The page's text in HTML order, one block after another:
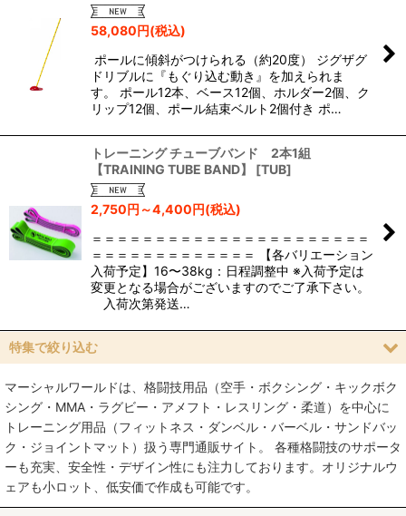
58,080円(税込)
ポールに傾斜がつけられる（約20度） ジグザグ
ドリブルに『もぐり込む動き』を加えられま
す。 ポール12本、ベース12個、ホルダー2個、ク
リップ12個、ポール結束ベルト2個付き ポ…
トレーニング チューブバンド 2本1組
【TRAINING TUBE BAND】
[TUB]
2,750円 ～4,400円(税込)
＝＝＝＝＝＝＝＝＝＝＝＝＝＝＝＝＝＝＝＝＝＝
＝＝＝＝＝＝＝＝＝＝＝＝＝ 【各バリエーション
入荷予定】16〜38kg：日程調整中 ※入荷予定は
変更となる場合がございますのでご了承下さい。
入荷次第発送…
特集で絞り込む
空手
MMA総合格闘技
柔術
柔道
マーシャルワールドは、格闘技用品（空手・ボクシング・キックボク
シング・MMA・ラグビー・アメフト・レスリング・柔道）を中心に
トレーニング用品（フィットネス・ダンベル・バーベル・サンドバッ
ク・ジョイントマット）扱う専門通販サイト。 各種格闘技のサポータ
ーも充実、安全性・デザイン性にも注力しております。オリジナルウ
ェアも小ロット、低安価で作成も可能です。